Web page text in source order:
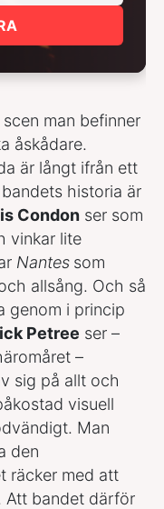
man befinner
åskådare.
är långt ifrån ett
historia är
Condon ser som
vinkar lite
Nantes som
allsång. Och så
genom i princip
Petree ser –
–
sig på allt och
visuell
Man
den
räcker med att
Att bandet därför